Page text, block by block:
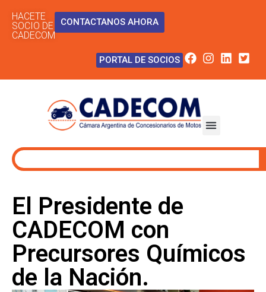
HACETE
SOCIO DE
CADECOM
CONTACTANOS AHORA
PORTAL DE SOCIOS
El Presidente de
CADECOM con
Precursores Químicos
de la Nación.